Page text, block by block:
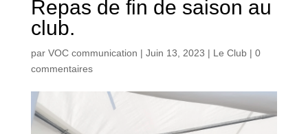
Repas de fin de saison au
club.
par VOC communication | Juin 13, 2023 | Le Club| 0
commentaires